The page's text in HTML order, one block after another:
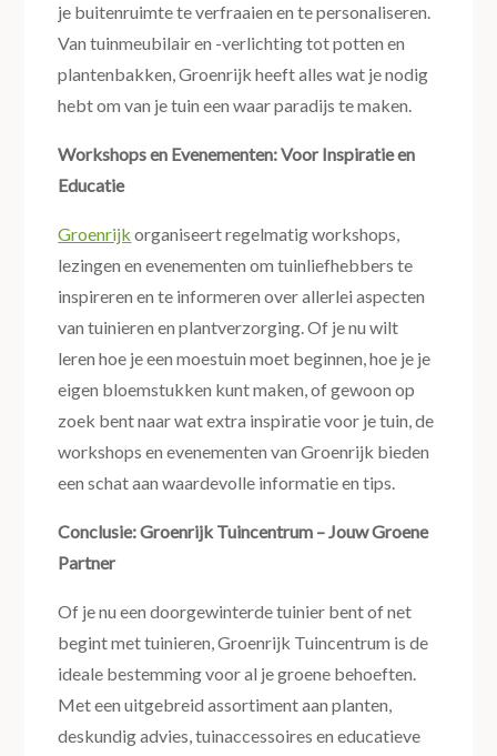
je buitenruimte te verfraaien en te personaliseren.
Van tuinmeubilair en -verlichting tot potten en
plantenbakken, Groenrijk heeft alles wat je nodig
hebt om van je tuin een waar paradijs te maken.
Workshops en Evenementen: Voor Inspiratie en
Educatie
Groenrijk organiseert regelmatig workshops,
lezingen en evenementen om tuinliefhebbers te
inspireren en te informeren over allerlei aspecten
van tuinieren en plantverzorging. Of je nu wilt
leren hoe je een moestuin moet beginnen, hoe je je
eigen bloemstukken kunt maken, of gewoon op
zoek bent naar wat extra inspiratie voor je tuin, de
workshops en evenementen van Groenrijk bieden
een schat aan waardevolle informatie en tips.
Conclusie: Groenrijk Tuincentrum – Jouw Groene
Partner
Of je nu een doorgewinterde tuinier bent of net
begint met tuinieren, Groenrijk Tuincentrum is de
ideale bestemming voor al je groene behoeften.
Met een uitgebreid assortiment aan planten,
deskundig advies, tuinaccessoires en educatieve